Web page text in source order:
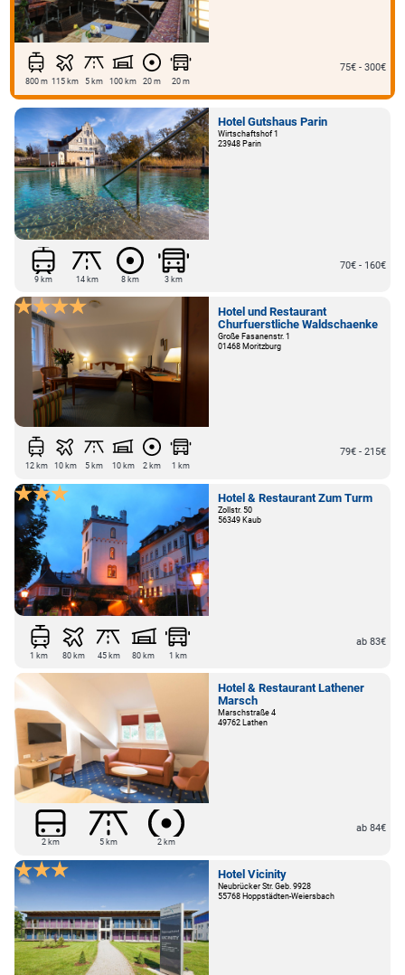
800 m 115 km 5 km 100 km 20 m 20 m
75€ - 300€
Hotel Gutshaus Parin
Wirtschaftshof 1
23948 Parin
9 km 14 km 8 km 3 km
70€ - 160€
Hotel und Restaurant
Churfuerstliche Waldschaenke
Große Fasanenstr. 1
01468 Moritzburg
12 km 10 km 5 km 10 km 2 km 1 km
79€ - 215€
Hotel & Restaurant Zum Turm
Zollstr. 50
56349 Kaub
1 km 80 km 45 km 80 km 1 km
ab 83€
Hotel & Restaurant Lathener
Marsch
Marschstraße 4
49762 Lathen
2 km 5 km 2 km
ab 84€
Hotel Vicinity
Neubrücker Str. Geb. 9928
55768 Hoppstädten-Weiersbach